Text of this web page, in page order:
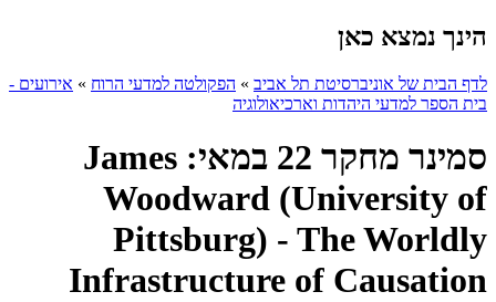
הינך נמצא כאן
לדף הבית של אוניברסיטת תל אביב » הפקולטה למדעי הרוח » אירועים -
בית הספר למדעי היהדות וארכיאולוגיה
סמינר מחקר 22 במאי: James
Woodward (University of
Pittsburg) - The Worldly
Infrastructure of Causation